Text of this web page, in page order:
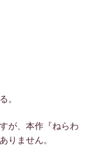
。
が、本作『ねらわ
りません。